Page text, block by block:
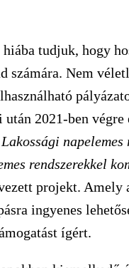
tudjuk, hogy
számára. Nem
után 2021-ben
napelemes
rendszerekkel
projekt.
ingyenes
ígért.